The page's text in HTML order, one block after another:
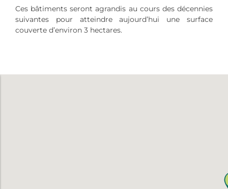
Ces bâtiments seront agrandis au cours des décennies
suivantes pour atteindre aujourd’hui une surface
couverte d’environ 3 hectares.